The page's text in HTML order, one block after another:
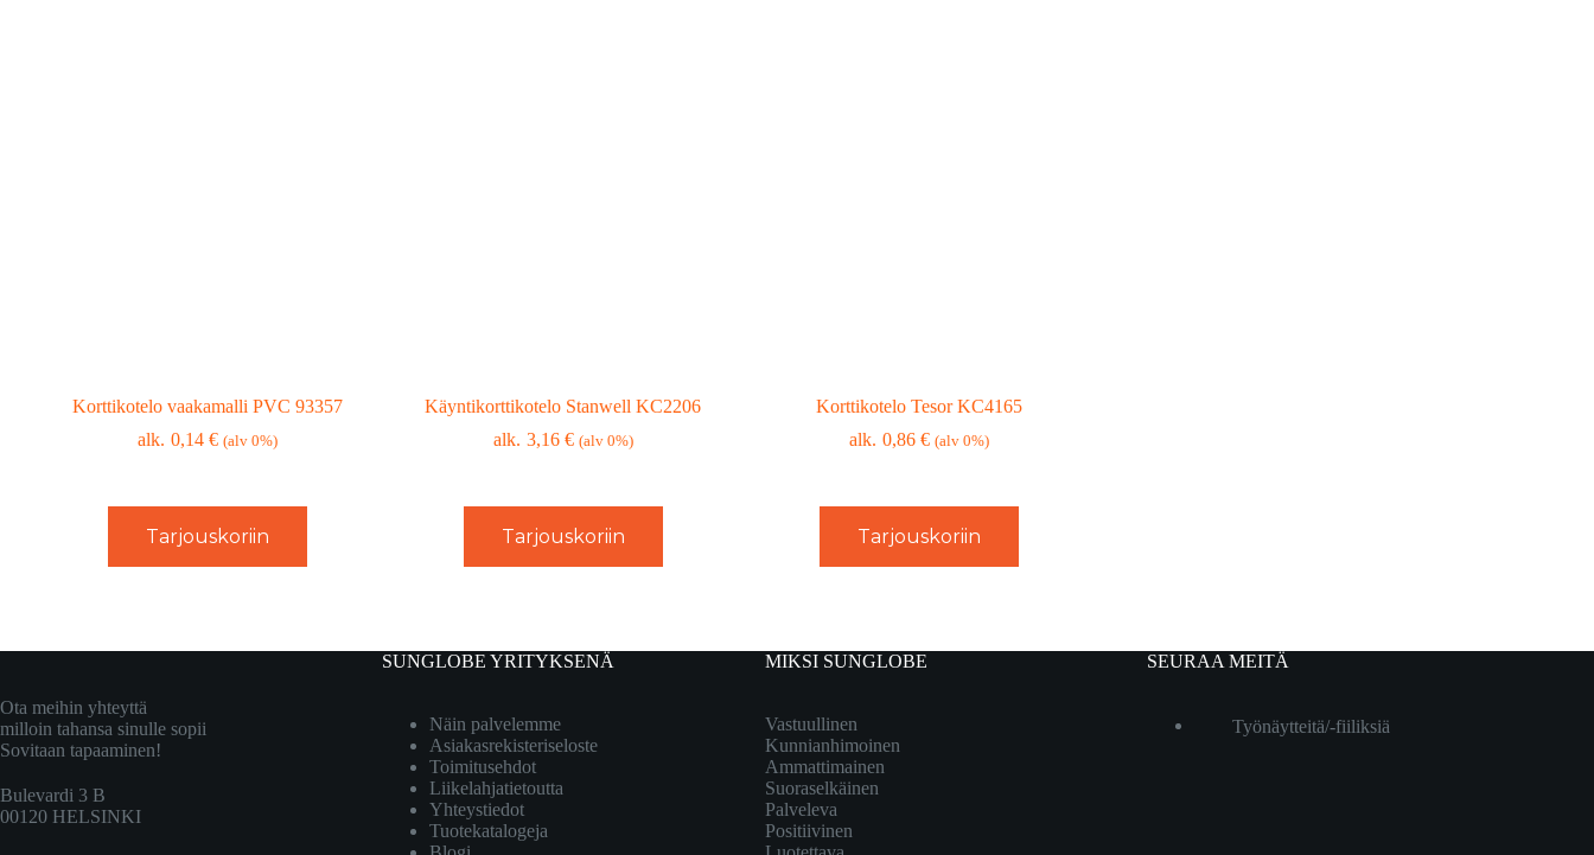
Korttikotelo vaakamalli PVC 93357
0,14 € (alv 0%)
Tarjouskoriin
Käyntikorttikotelo Stanwell KC2206
3,16 € (alv 0%)
Tarjouskoriin
Korttikotelo Tesor KC4165
0,86 € (alv 0%)
Tarjouskoriin
Ota meihin yhteyttä
milloin tahansa sinulle sopii
Sovitaan tapaaminen!
Bulevardi 3 B
00120 HELSINKI
SUNGLOBE YRITYKSENÄ
Näin palvelemme
Asiakasrekisteriseloste
Toimitusehdot
Liikelahjatietoutta
Yhteystiedot
Tuotekatalogeja
MIKSI SUNGLOBE
Vastuullinen
Kunnianhimoinen
Ammattimainen
Suoraselkäinen
Palveleva
Positiivinen
SEURAA MEITÄ
Työnäytteitä/-fiiliksiä